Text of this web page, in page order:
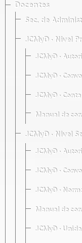
Docentes
Sec. de
JCMyD · Nivel
JCMyD ·
JCMyD ·
JCMyD ·
Manual de
JCMyD · Nivel
JCMyD ·
JCMyD ·
JCMyD ·
Manual de
JCMyD ·